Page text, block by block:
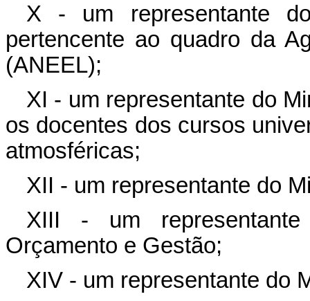
X - um representante
pertencente ao quadro da
(ANEEL);
XI - um representante do
os docentes dos cursos
atmosféricas;
XII - um representante do
XIII - um
Orçamento e Gestão;
XIV - um representante do